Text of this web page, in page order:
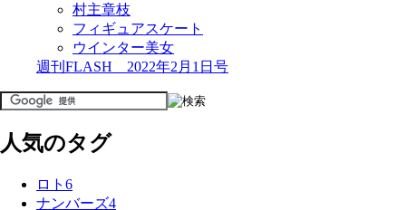
村主章枝
フィギュアスケート
ウインター美女
週刊FLASH 2022年2月1日号
人気のタグ
ロト6
ナンバーズ4